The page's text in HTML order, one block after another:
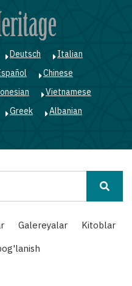
Deutsch
Italian
Chinese
Vietnamese
Greek
Albanian
Galereyalar
Kitoblar